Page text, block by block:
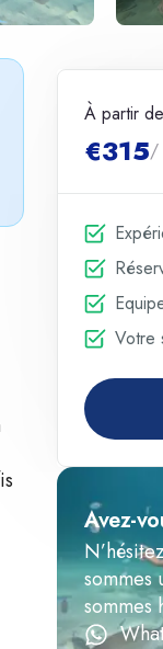
À partir de
€315/
Votre
Avez-
sommes
sommes